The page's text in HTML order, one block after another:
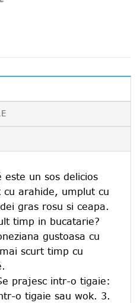
este un sos delicios
arahide, umplut cu
gras rosu si ceapa.
timp in bucatarie?
gustoasa cu
scurt timp cu
prajesc intr-o tigaie:
o tigaie sau wok. 3.